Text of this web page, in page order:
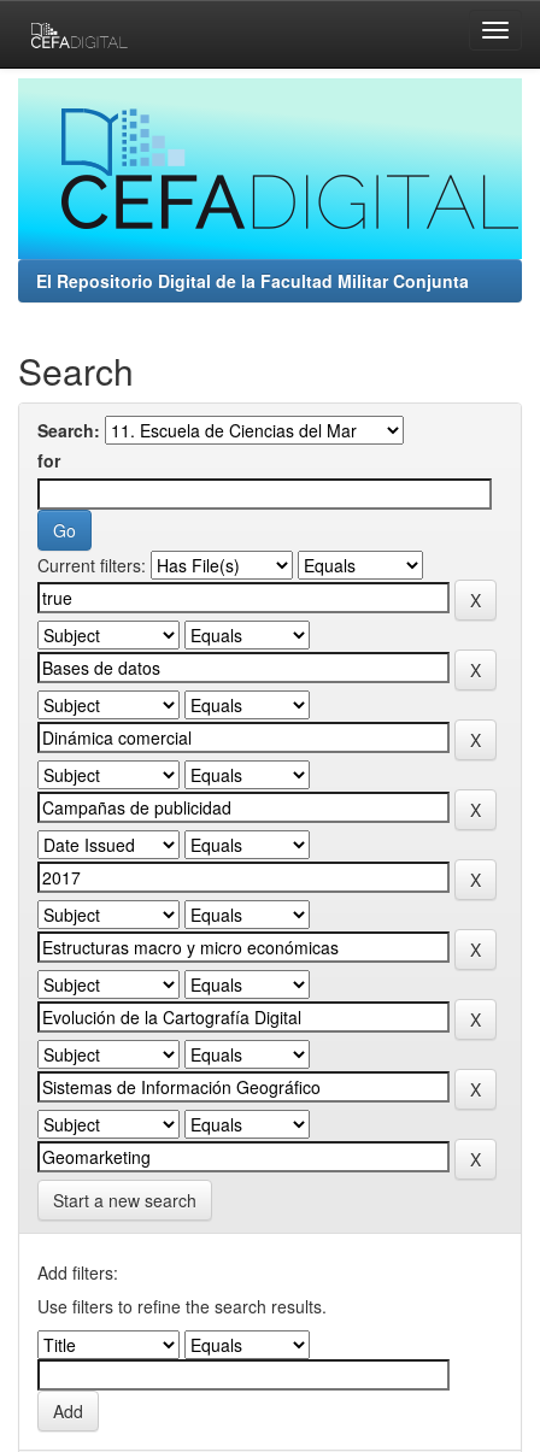
navigation
El Repositorio Digital de la Facultad Militar Conjunta
Search
Search:
for
Current filters:
Start a new search
Add filters:
Use filters to refine the search results.